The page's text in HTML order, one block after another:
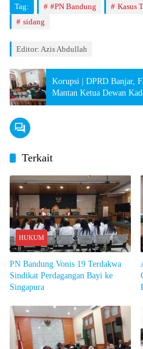
Tag: #PN Bandung
Kasus
sidang
Editor: Azis Abdullah
Korupsi | DPRD Banjar,
Mantan Ketua Dewan
Ajukan Naik Tunjangan
Terkait
HUKUM
PN Bandung Vonis 19 Terdakwa
Sindikat Perdagangan Bayi ke
Singapura